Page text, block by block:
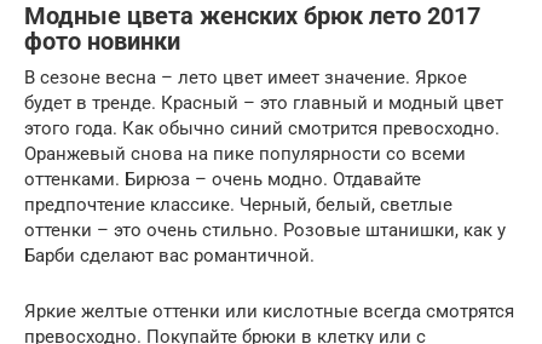
Модные цвета женских брюк лето 2017
фото новинки
В сезоне весна – лето цвет имеет значение. Яркое
будет в тренде. Красный – это главный и модный цвет
этого года. Как обычно синий смотрится превосходно.
Оранжевый снова на пике популярности со всеми
оттенками. Бирюза – очень модно. Отдавайте
предпочтение классике. Черный, белый, светлые
оттенки – это очень стильно. Розовые штанишки, как у
Барби сделают вас романтичной.
Яркие желтые оттенки или кислотные всегда смотрятся
превосходно. Покупайте брюки в клетку или с